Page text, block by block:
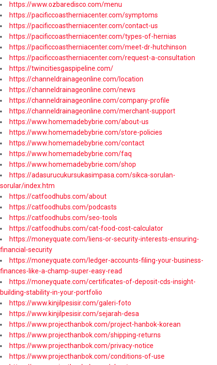
https://www.ozbaredisco.com/menu
https://pacificcoastherniacenter.com/symptoms
https://pacificcoastherniacenter.com/contact-us
https://pacificcoastherniacenter.com/types-of-hernias
https://pacificcoastherniacenter.com/meet-dr-hutchinson
https://pacificcoastherniacenter.com/request-a-consultation
https://twincitiesgaspipeline.com/
https://channeldrainageonline.com/location
https://channeldrainageonline.com/news
https://channeldrainageonline.com/company-profile
https://channeldrainageonline.com/merchant-support
https://www.homemadebybrie.com/about-us
https://www.homemadebybrie.com/store-policies
https://www.homemadebybrie.com/contact
https://www.homemadebybrie.com/faq
https://www.homemadebybrie.com/shop
https://adasurucukursukasimpasa.com/sikca-sorulan-
sorular/index.htm
https://catfoodhubs.com/about
https://catfoodhubs.com/podcasts
https://catfoodhubs.com/seo-tools
https://catfoodhubs.com/cat-food-cost-calculator
https://moneyquate.com/liens-or-security-interests-ensuring-
financial-security
https://moneyquate.com/ledger-accounts-filing-your-business-
finances-like-a-champ-super-easy-read
https://moneyquate.com/certificates-of-deposit-cds-insight-
building-stability-in-your-portfolio
https://www.kinjilpesisir.com/galeri-foto
https://www.kinjilpesisir.com/sejarah-desa
https://www.projecthanbok.com/project-hanbok-korean
https://www.projecthanbok.com/shipping-returns
https://www.projecthanbok.com/privacy-notice
https://www.projecthanbok.com/conditions-of-use